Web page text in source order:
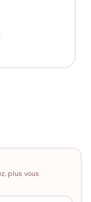
plus vous